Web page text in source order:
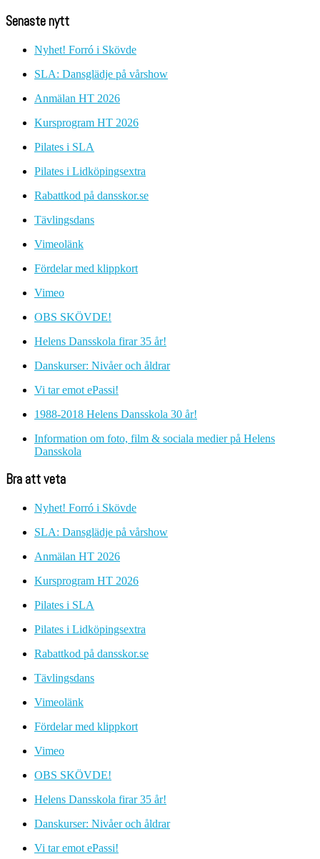
Senaste nytt
Nyhet! Forró i Skövde
SLA: Dansglädje på vårshow
Anmälan HT 2026
Kursprogram HT 2026
Pilates i SLA
Pilates i Lidköpingsextra
Rabattkod på dansskor.se
Tävlingsdans
Vimeolänk
Fördelar med klippkort
Vimeo
OBS SKÖVDE!
Helens Dansskola firar 35 år!
Danskurser: Nivåer och åldrar
Vi tar emot ePassi!
1988-2018 Helens Dansskola 30 år!
Information om foto, film & sociala medier på Helens
Dansskola
Bra att veta
Nyhet! Forró i Skövde
SLA: Dansglädje på vårshow
Anmälan HT 2026
Kursprogram HT 2026
Pilates i SLA
Pilates i Lidköpingsextra
Rabattkod på dansskor.se
Tävlingsdans
Vimeolänk
Fördelar med klippkort
Vimeo
OBS SKÖVDE!
Helens Dansskola firar 35 år!
Danskurser: Nivåer och åldrar
Vi tar emot ePassi!